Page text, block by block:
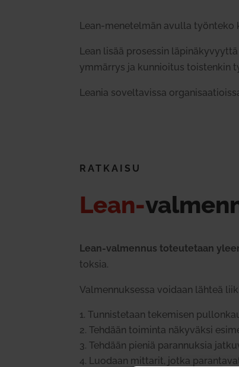
Lean-mene­telmän avulla työnteko
Lean lisää pro­sessin
ymmärrys ja kun­nioitus tois­tenkin
Leania sovel­ta­vissa
RAT­KAISU
Lean-
Lean-val­mennus toteu­tetaan
toksia.
Val­men­nuk­sessa voidaan lähteä
Tun­nis­tetaan teke­misen
Tehdään toi­minta näky­väksi
Tehdään pieniä paran­nuksia
Luodaan mit­tarit, jotka